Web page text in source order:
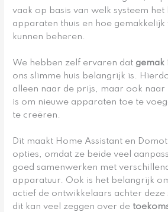
vaak op basis van welk systeem
apparaten thuis en hoe
kunnen beheren.
We hebben zelf ervaren dat gemak
ons slimme huis belangrijk is.
alleen naar de prijs, maar ook naar
is om nieuwe apparaten toe te
te creëren.
Dit maakt Home Assistant en
opties, omdat ze beide veel
goed samenwerken met
apparatuur. Ook is het belangrijk
actief de ontwikkelaars achter deze
dit kan veel zeggen over de